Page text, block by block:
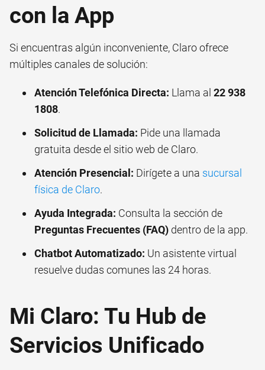
con la App
Si encuentras algún inconveniente, Claro ofrece
múltiples canales de solución:
Atención Telefónica Directa: Llama al 22 938
1808.
Solicitud de Llamada: Pide una llamada
gratuita desde el sitio web de Claro.
Atención Presencial: Dirígete a una sucursal
física de Claro.
Ayuda Integrada: Consulta la sección de
Preguntas Frecuentes (FAQ) dentro de la app.
Chatbot Automatizado: Un asistente virtual
resuelve dudas comunes las 24 horas.
Mi Claro: Tu Hub de
Servicios Unificado